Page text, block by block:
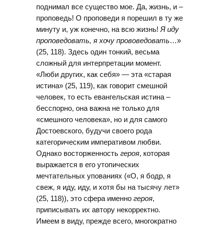
поднимал все существо мое. Да, жизнь, и –
проповедь! О проповеди я порешил в ту же
минуту и, уж конечно, на всю жизнь! Я иду
проповедовать, я хочу прововедовать…»
(25, 118). Здесь один тонкий, весьма
сложный для интерпретации момент.
«Люби других, как себя» — эта «старая
истина» (25, 119), как говорит смешной
человек, то есть евангельская истина –
бесспорно, она важна не только для
«смешного человека», но и для самого
Достоевского, будучи своего рода
категорическим императивом любви.
Однако восторженность героя, которая
выражается в его утопических
мечтательных упованиях («О, я бодр, я
свеж, я иду, иду, и хотя бы на тысячу лет»
(25, 118)), это сфера именно героя,
приписывать их автору некорректно.
Имеем в виду, прежде всего, многократно